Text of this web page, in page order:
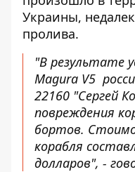
Украины,
пролива.
"В результате
Magura V5
22160 "Сергей
повреждения
бортов.
корабля
долларов", -